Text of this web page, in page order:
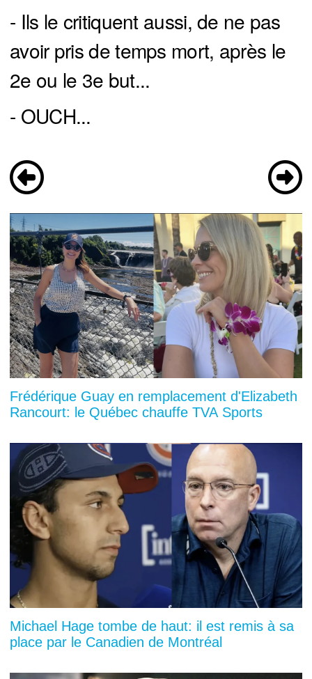
- Ils le critiquent aussi, de ne pas
avoir pris de temps mort, après le
2e ou le 3e but...
- OUCH...
Frédérique Guay en remplacement d'Elizabeth
Rancourt: le Québec chauffe TVA Sports
Michael Hage tombe de haut: il est remis à sa
place par le Canadien de Montréal